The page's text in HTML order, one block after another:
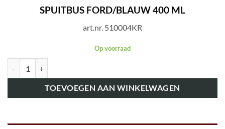
SPUITBUS FORD/BLAUW 400 ML
art.nr. 510004KR
Op voorraad
TOEVOEGEN AAN WINKELWAGEN